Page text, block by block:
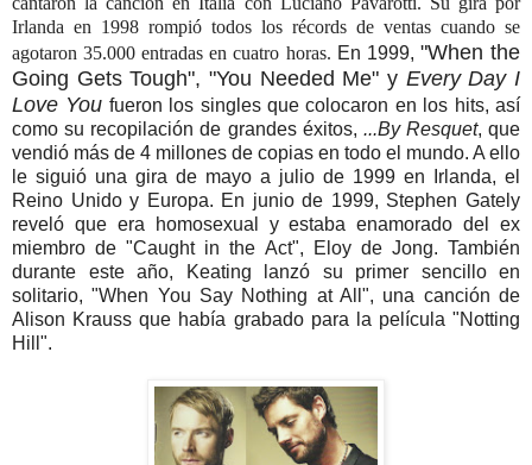
Irlanda en 1998 rompió todos los récords de ventas cuando se
agotaron 35.000 entradas en cuatro horas. En 1999, "When the
Going Gets Tough", "You Needed Me" y Every Day I
Love You fueron los singles que colocaron en los hits, así
como su recopilación de grandes éxitos, ...By Resquet, que
vendió más de 4 millones de copias en todo el mundo. A ello
le siguió una gira de mayo a julio de 1999 en Irlanda, el
Reino Unido y Europa. En junio de 1999, Stephen Gately
reveló que era homosexual y estaba enamorado del ex
miembro de "Caught in the Act", Eloy de Jong. También
durante este año, Keating lanzó su primer sencillo en
solitario, "When You Say Nothing at All", una canción de
Alison Krauss que había grabado para la película "Notting
Hill".